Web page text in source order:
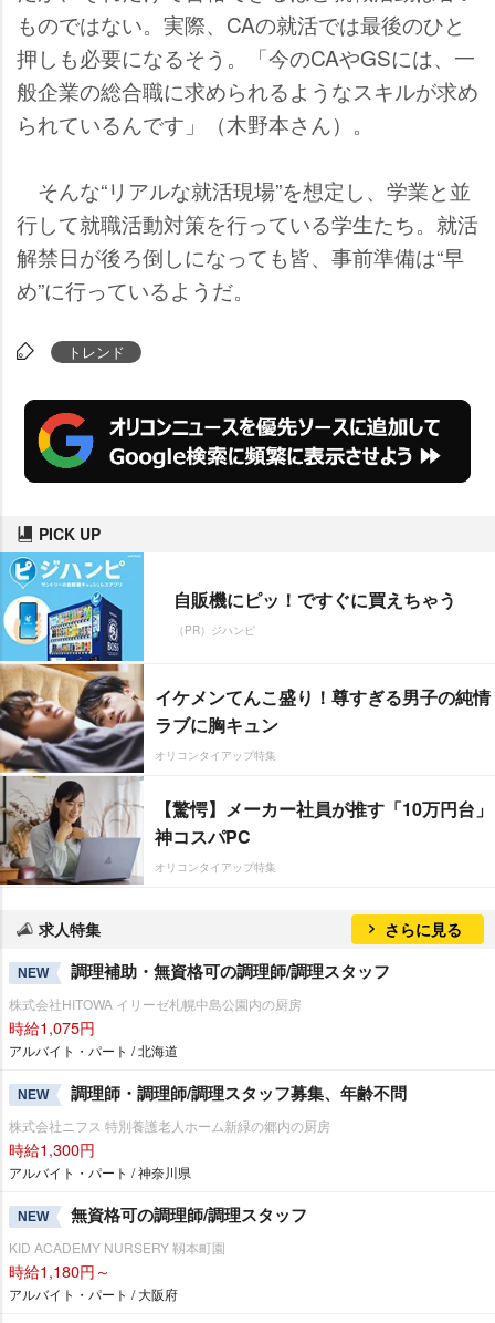
ものではない。実際、CAの就活では最後のひと
押しも必要になるそう。「今のCAやGSには、一
般企業の総合職に求められるようなスキルが求め
られているんです」（木野本さん）。
そんな“リアルな就活現場”を想定し、学業と並
行して就職活動対策を行っている学生たち。就活
解禁日が後ろ倒しになっても皆、事前準備は“早
め”に行っているようだ。
トレンド
PICK UP
自販機にピッ！ですぐに買えちゃう
（PR）ジハンピ
イケメンてんこ盛り！尊すぎる男子の純情
ラブに胸キュン
オリコンタイアップ特集
【驚愕】メーカー社員が推す「10万円台」
神コスパPC
オリコンタイアップ特集
求人特集 さらに見る
NEW 調理補助・無資格可の調理師/調理スタッフ
株式会社HITOWA イリーゼ札幌中島公園内の厨房
時給1,075円
アルバイト・パート / 北海道
NEW 調理師・調理師/調理スタッフ募集、年齢不問
株式会社ニフス 特別養護老人ホーム新緑の郷内の厨房
時給1,300円
アルバイト・パート / 神奈川県
NEW 無資格可の調理師/調理スタッフ
KID ACADEMY NURSERY 靱本町園
時給1,180円～
アルバイト・パート / 大阪府